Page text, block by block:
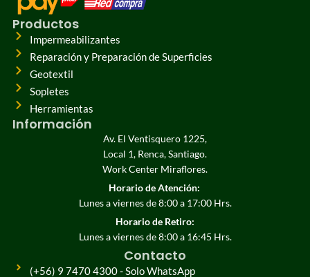
Información
Av. El Ventisquero 1225,
Local 1, Renca, Santiago.
Work Center Miraflores.
Horario de Atención:
Lunes a viernes de 8:00 a 17:00 Hrs.
Horario de Retiro:
Lunes a viernes de 8:00 a 16:45 Hrs.
Productos
Impermeabilizantes
Reparación y Preparación de Superficies
Geotextil
Sopletes
Herramientas
Contacto
(+56) 9 7470 4300 - Solo WhatsApp